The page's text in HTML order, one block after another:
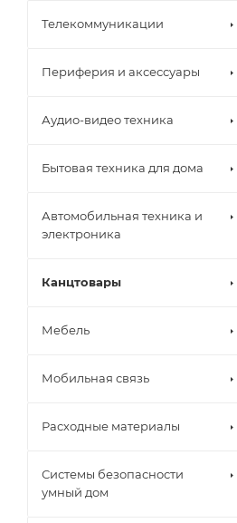
Телекоммуникации
Периферия и аксессуары
Аудио-видео техника
Бытовая техника для дома
Автомобильная техника и
электроника
Канцтовары
Мебель
Мобильная связь
Расходные материалы
Системы безопасности
умный дом